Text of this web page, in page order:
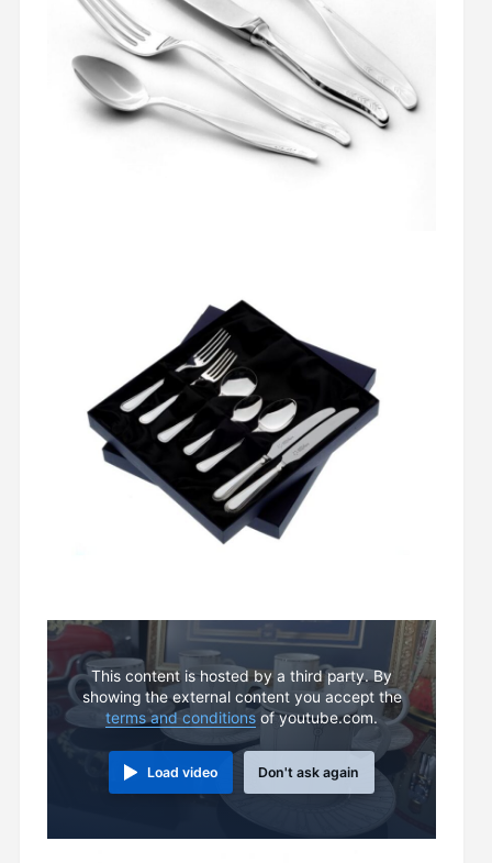
This content is hosted by a third party. By
showing the external content you accept the
terms and conditions of youtube.com.
Load video Don't ask again